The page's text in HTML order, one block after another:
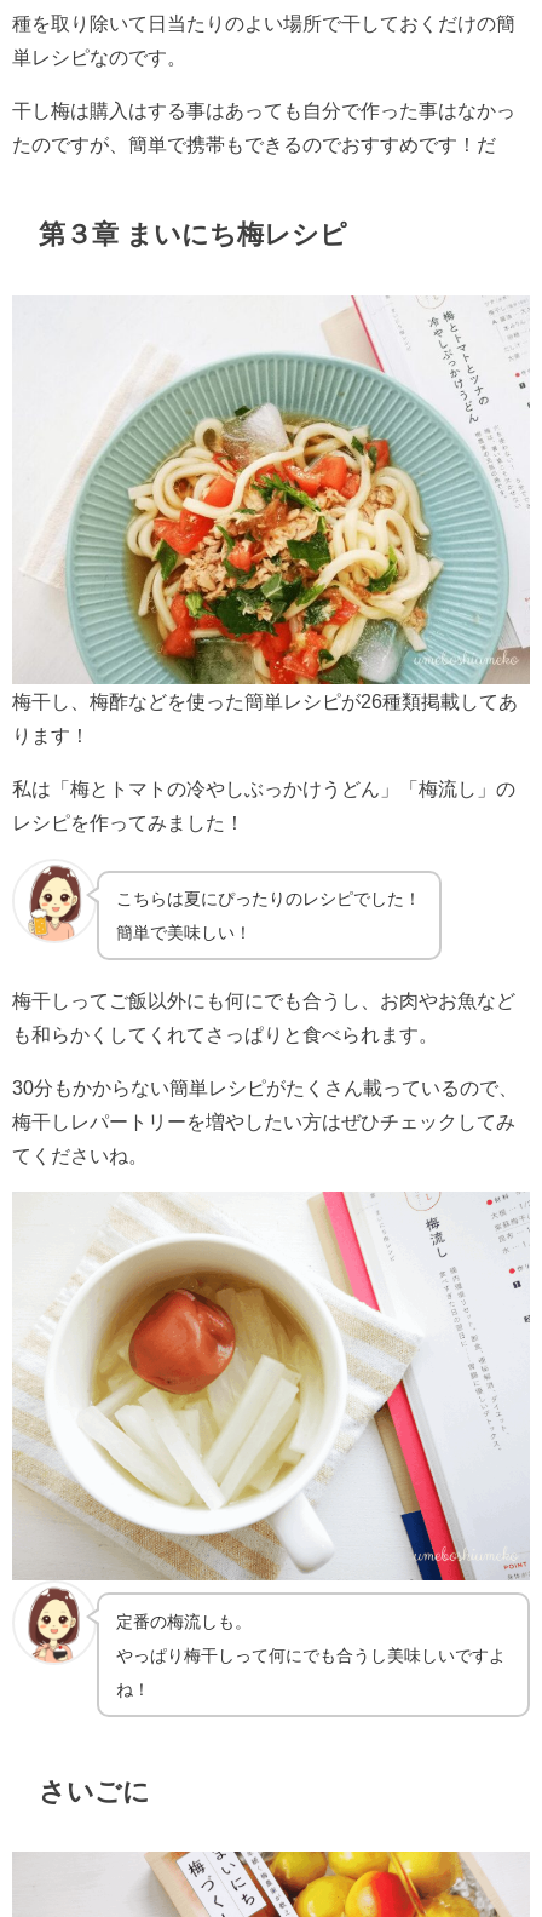
種を取り除いて日当たりのよい場所で干しておくだけの簡
単レシピなのです。
干し梅は購入はする事はあっても自分で作った事はなかっ
たのですが、簡単で携帯もできるのでおすすめです！だ
第３章 まいにち梅レシピ
梅干し、梅酢などを使った簡単レシピが26種類掲載してあ
ります！
私は「梅とトマトの冷やしぶっかけうどん」「梅流し」の
レシピを作ってみました！
こちらは夏にぴったりのレシピでした！
簡単で美味しい！
梅干しってご飯以外にも何にでも合うし、お肉やお魚など
も和らかくしてくれてさっぱりと食べられます。
30分もかからない簡単レシピがたくさん載っているので、
梅干しレパートリーを増やしたい方はぜひチェックしてみ
てくださいね。
定番の梅流しも。
やっぱり梅干しって何にでも合うし美味しいですよ
ね！
さいごに